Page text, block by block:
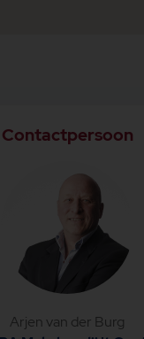
was- en
bereikbare extra
wasmachine,
voorzien van cat 6
50er jaren
het gehele huis
Contactpersoon
Arjen van der Burg